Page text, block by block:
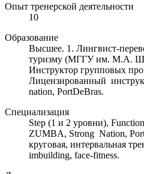
Опыт тренерской деятельности
10
Образование
Высшее. 1. Лингвист-
туризму (МГГУ им. М.А.
Инструктор групповых
Лицензированный
nation, PortDeBras.
Специализация
Step (1 и 2 уровни),
ZUMBA, Strong Nation,
круговая, интервальная
imbuilding, face-fitness.